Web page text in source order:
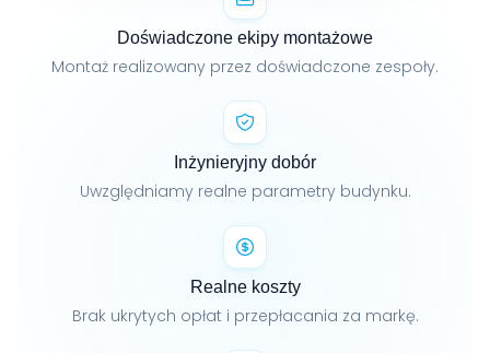
Doświadczone ekipy montażowe
Montaż realizowany przez doświadczone zespoły.
Inżynieryjny dobór
Uwzględniamy realne parametry budynku.
Realne koszty
Brak ukrytych opłat i przepłacania za markę.